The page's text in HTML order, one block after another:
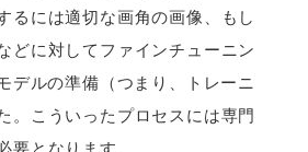
るには適切な画角の画像、もし
どに対してファインチューニン
デルの準備（つまり、トレーニ
。こういったプロセスには専門
要となります。